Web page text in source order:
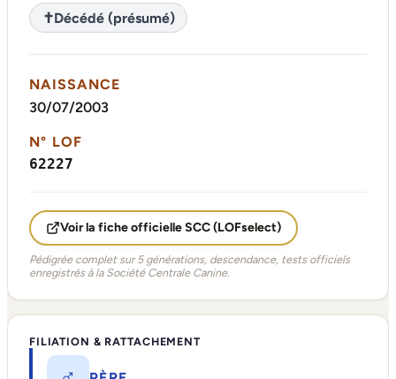
✝Décédé (présumé)
NAISSANCE
30/07/2003
N° LOF
62227
Voir la fiche officielle SCC (LOFselect)
Pédigrée complet sur 5 générations, descendance, tests officiels
enregistrés à la Société Centrale Canine.
FILIATION & RATTACHEMENT